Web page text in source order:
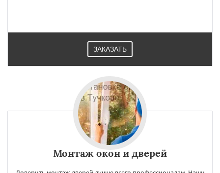
ЗАКАЗАТЬ
Монтаж окон и дверей